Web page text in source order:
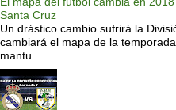
Santa Cruz
Un drástico cambio sufrirá la
cambiará el mapa de la
mantu...